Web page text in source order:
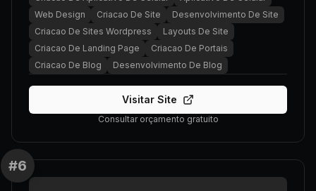
Web Design
Criacao De Site
Desenvolvimento De Site
Criacao De Sites Wordpress
Layouts De Site
Criacao De Landing Page
Criacao De Portais
Criacao De Blog
Desenvolvimento De Blog
Visitar Site
Consultar orçamento gratuito
#6